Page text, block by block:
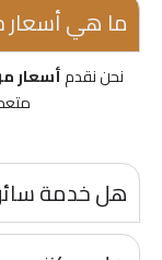
ما هي أسعار
نحن نقدمأسعار
هل خدمة